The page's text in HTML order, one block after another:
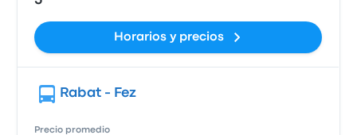
Horarios y precios
Rabat - Fez
Precio promedio